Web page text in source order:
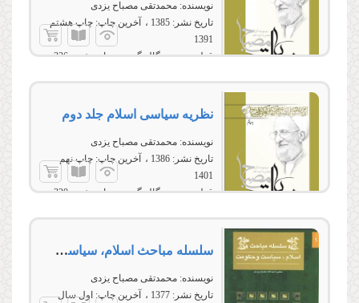
نویسنده: محمدتقی مصباح یزدی
تاریخ نشر: 1385 آخرین چاپ: چاپ هشتم
1391
قطع:وزیری، گالینگور تعداد صفحه:336
نظریه سیاسى اسلام جلد دوم
نویسنده: محمدتقی مصباح یزدی
تاریخ نشر: 1386 آخرین چاپ: چاپ نهم
1401
قطع:وزیری، گالینگور تعداد صفحه:320
سلسله مباحث اسلام، سیاست و حكومت (ج 4-1)
نویسنده: محمدتقی مصباح یزدی
تاریخ نشر: 1377 آخرین چاپ: اول سال